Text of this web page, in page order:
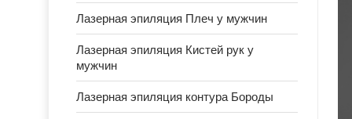
Лазерная эпиляция Плеч у мужчин
Лазерная эпиляция Кистей рук у
мужчин
Лазерная эпиляция контура Бороды